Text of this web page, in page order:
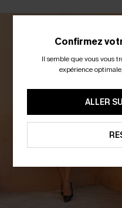
Confirmez
Il semble que vous vous
expérience
ALLER